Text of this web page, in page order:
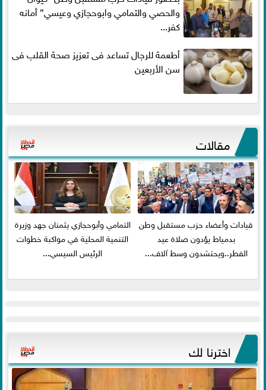
والحصي والتمامي وابوحجازي وعيسي” أمانه
كفر...
أطعمة للرجال تساعد فى تعزيز صحة القلب فى
سن الأربعين
مقالات
قيادات وأعضاء حزب مستقبل وطن
بدمياط يؤدون صلاة عيد
الفطر..ويحتشدون وسط آلاف...
التمامي وأبوحجازي يثمنان جهد وزيرة
التنمية المحلية في مواكبة خطوات
الرئيس السيسي...
اخترنا لك